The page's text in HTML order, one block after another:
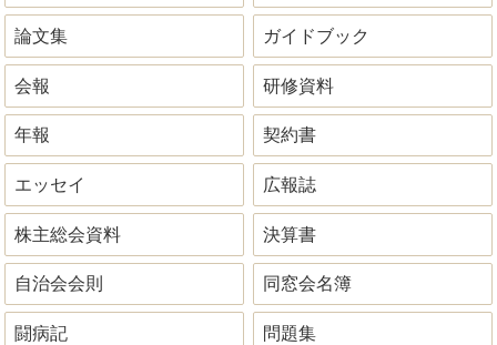
論文集 ガイドブック
会報 研修資料
年報 契約書
エッセイ 広報誌
株主総会資料 決算書
自治会会則 同窓会名簿
闘病記 問題集